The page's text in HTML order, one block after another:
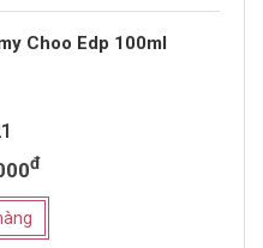
Choo Edp 100ml
đ